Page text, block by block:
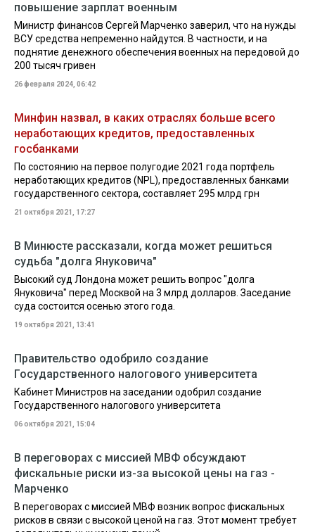
повышение зарплат военным
Министр финансов Сергей Марченко заверил, что на нужды
ВСУ средства непременно найдутся. В частности, и на
поднятие денежного обеспечения военных на передовой до
200 тысяч гривен
26 февраля 2024, 06:42
Минфин назвал, в каких отраслях больше всего
неработающих кредитов, предоставленных
госбанками
По состоянию на первое полугодие 2021 года портфель
неработающих кредитов (NPL), предоставленных банками
государственного сектора, составляет 295 млрд грн
21 октября 2021, 17:27
В Минюсте рассказали, когда может решиться
судьба "долга Януковича"
Высокий суд Лондона может решить вопрос "долга
Януковича" перед Москвой на 3 млрд долларов. Заседание
суда состоится осенью этого года.
19 октября 2021, 13:41
Правительство одобрило создание
Государственного налогового университета
Кабинет Министров на заседании одобрил создание
Государственного налогового университета
06 октября 2021, 15:04
В переговорах с миссией МВФ обсуждают
фискальные риски из-за высокой цены на газ -
Марченко
В переговорах с миссией МВФ возник вопрос фискальных
рисков в связи с высокой ценой на газ. Этот момент требует